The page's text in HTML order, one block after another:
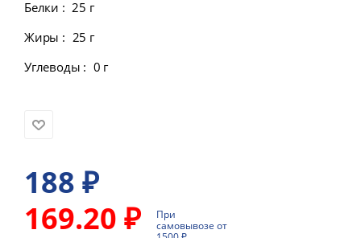
Белки : 25 г
Жиры : 25 г
Углеводы : 0 г
188 ₽
169.20 ₽
При
самовывозе от